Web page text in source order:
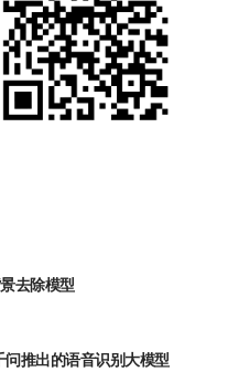
去除模型
推出的语音识别大模型